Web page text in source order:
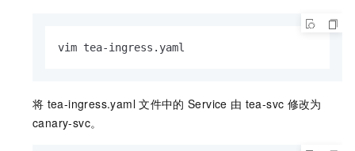
vim tea-ingress.yaml
将 tea-ingress.yaml 文件中的 Service 由 tea-svc 修改为
canary-svc。